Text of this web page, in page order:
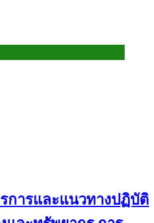
การและแนวทางปฏิบัติ